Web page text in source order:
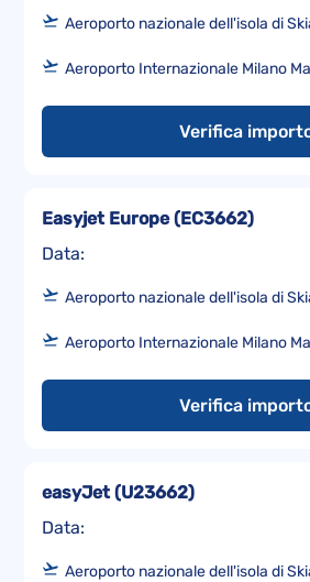
Aeroporto nazionale dell'isola di
Aeroporto Internazionale Milano
Verifica
Data:
Easyjet Europe(EC3662)
Aeroporto nazionale dell'isola di
Aeroporto Internazionale Milano
Verifica
Data:
easyJet(U23662)
Aeroporto nazionale dell'isola di